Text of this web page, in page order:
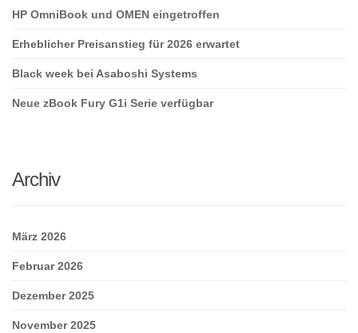
HP OmniBook und OMEN eingetroffen
Erheblicher Preisanstieg für 2026 erwartet
Black week bei Asaboshi Systems
Neue zBook Fury G1i Serie verfügbar
Archiv
März 2026
Februar 2026
Dezember 2025
November 2025